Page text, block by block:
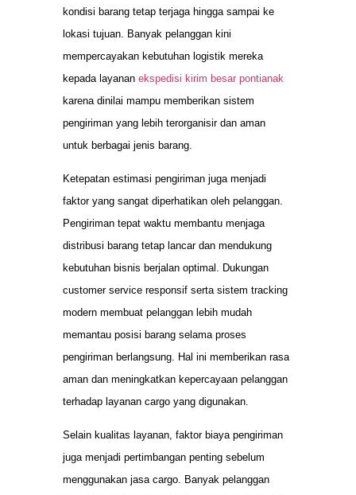
kondisi barang tetap terjaga hingga sampai ke
lokasi tujuan. Banyak pelanggan kini
mempercayakan kebutuhan logistik mereka
kepada layanan ekspedisi kirim besar pontianak
karena dinilai mampu memberikan sistem
pengiriman yang lebih terorganisir dan aman
untuk berbagai jenis barang.
Ketepatan estimasi pengiriman juga menjadi
faktor yang sangat diperhatikan oleh pelanggan.
Pengiriman tepat waktu membantu menjaga
distribusi barang tetap lancar dan mendukung
kebutuhan bisnis berjalan optimal. Dukungan
customer service responsif serta sistem tracking
modern membuat pelanggan lebih mudah
memantau posisi barang selama proses
pengiriman berlangsung. Hal ini memberikan rasa
aman dan meningkatkan kepercayaan pelanggan
terhadap layanan cargo yang digunakan.
Selain kualitas layanan, faktor biaya pengiriman
juga menjadi pertimbangan penting sebelum
menggunakan jasa cargo. Banyak pelanggan